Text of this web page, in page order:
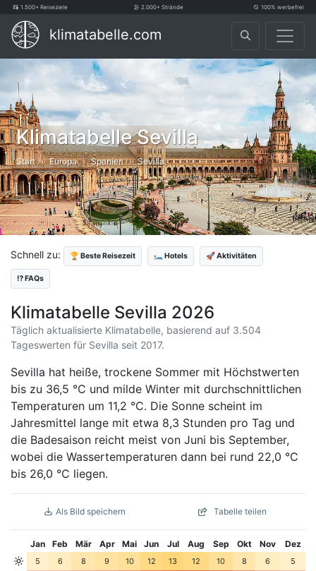
1.500+ Reiseziele 2.000+ Strände 100% werbefrei
klimatabelle.com
Klimatabelle Sevilla
Start Europa Spanien Sevilla
Schnell zu: 🏆 Beste Reisezeit 🛏️ Hotels 🚀 Aktivitäten
⁉️ FAQs
Klimatabelle Sevilla 2026
Täglich aktualisierte Klimatabelle, basierend auf 3.504
Tageswerten für Sevilla seit 2017.
Sevilla hat heiße, trockene Sommer mit Höchstwerten
bis zu 36,5 °C und milde Winter mit durchschnittlichen
Temperaturen um 11,2 °C. Die Sonne scheint im
Jahresmittel lange mit etwa 8,3 Stunden pro Tag und
die Badesaison reicht meist von Juni bis September,
wobei die Wassertemperaturen dann bei rund 22,0 °C
bis 26,0 °C liegen.
Als Bild speichern Tabelle teilen
Jan Feb Mär Apr Mai Jun Jul Aug Sep Okt Nov Dez
5 6 8 9 10 12 13 12 10 8 6
5